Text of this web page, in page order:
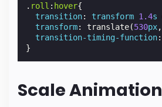
. roll : hover{
transition: transform 1.4s
transform: translate(530px,
transition-timing-function:
}
Scale Animation